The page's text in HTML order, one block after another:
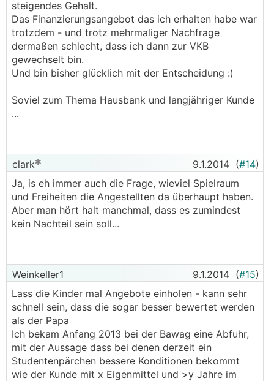
steigendes Gehalt.
Das Finanzierungsangebot das ich erhalten habe war
trotzdem - und trotz mehrmaliger Nachfrage
dermaßen schlecht, dass ich dann zur VKB
gewechselt bin.
Und bin bisher glücklich mit der Entscheidung :)
Soviel zum Thema Hausbank und langjähriger Kunde
...
clark 9.1.2014 (#14)
Ja, is eh immer auch die Frage, wieviel Spielraum
und Freiheiten die Angestellten da überhaupt haben.
Aber man hört halt manchmal, dass es zumindest
kein Nachteil sein soll...
Weinkeller1 9.1.2014 (#15)
Lass die Kinder mal Angebote einholen - kann sehr
schnell sein, dass die sogar besser bewertet werden
als der Papa
Ich bekam Anfang 2013 bei der Bawag eine Abfuhr,
mit der Aussage dass bei denen derzeit ein
Studentenpärchen bessere Konditionen bekommt
wie der Kunde mit x Eigenmittel und >y Jahre im